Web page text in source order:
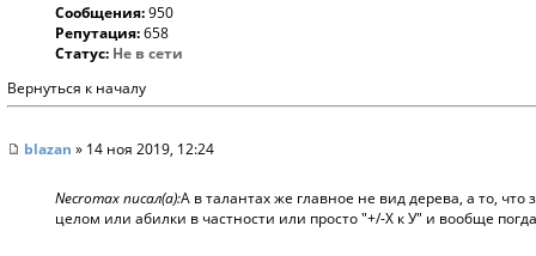
Сообщения:950
Репутация:658
Статус: Не в сети
Вернуться к началу
blazan » 14 ноя 2019, 12:24
Necromax писал(а):А в талантах же главное не вид дерева, а то,
целом или абилки в частности или просто "+/-Х к У" и вообще